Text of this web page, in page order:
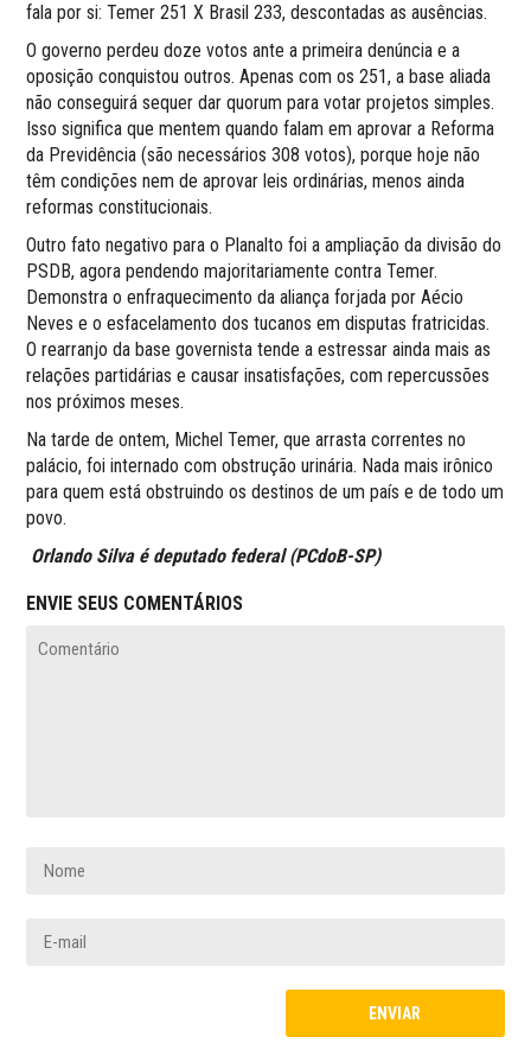
fala por si: Temer 251 X Brasil 233, descontadas as ausências.
O governo perdeu doze votos ante a primeira denúncia e a
oposição conquistou outros. Apenas com os 251, a base aliada
não conseguirá sequer dar quorum para votar projetos simples.
Isso significa que mentem quando falam em aprovar a Reforma
da Previdência (são necessários 308 votos), porque hoje não
têm condições nem de aprovar leis ordinárias, menos ainda
reformas constitucionais.
Outro fato negativo para o Planalto foi a ampliação da divisão do
PSDB, agora pendendo majoritariamente contra Temer.
Demonstra o enfraquecimento da aliança forjada por Aécio
Neves e o esfacelamento dos tucanos em disputas fratricidas.
O rearranjo da base governista tende a estressar ainda mais as
relações partidárias e causar insatisfações, com repercussões
nos próximos meses.
Na tarde de ontem, Michel Temer, que arrasta correntes no
palácio, foi internado com obstrução urinária. Nada mais irônico
para quem está obstruindo os destinos de um país e de todo um
povo.
Orlando Silva é deputado federal (PCdoB-SP)
ENVIE SEUS COMENTÁRIOS